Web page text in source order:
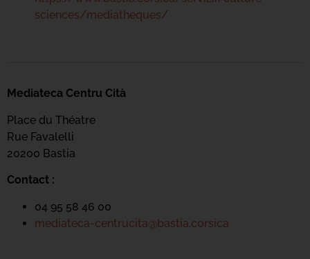
sciences/mediatheques/
Mediateca Centru Cità
Place du Théatre
Rue Favalelli
20200 Bastia
Contact :
04 95 58 46 00
mediateca-centrucita@bastia.corsica